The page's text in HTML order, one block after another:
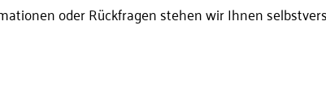
oder Rückfragen stehen wir Ihnen